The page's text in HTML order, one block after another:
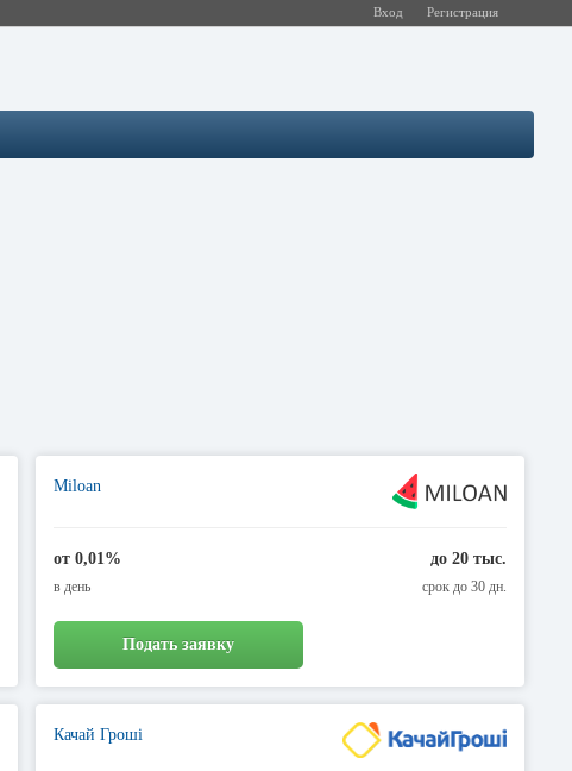
Вход Регистрация
Miloan
от 0,01%
в день
до 20 тыс.
срок до 30 дн.
Подать заявку
Качай Гроші